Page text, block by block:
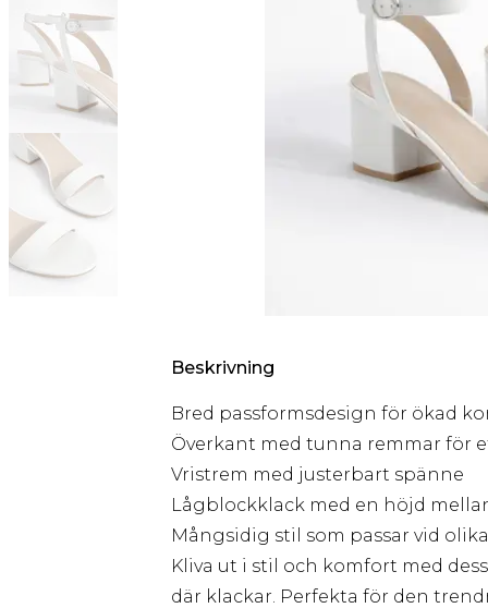
Beskrivning
Bred passformsdesign för ökad
Överkant med tunna remmar för
Vristrem med justerbart spänne
Lågblockklack med en höjd
Mångsidig stil som passar vid
Kliva ut i stil och komfort med
där klackar. Perfekta för den